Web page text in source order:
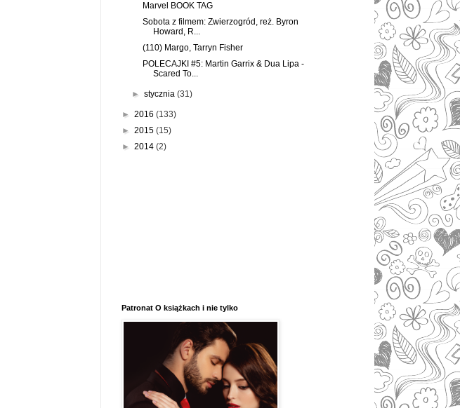
Marvel BOOK TAG
Sobota z filmem: Zwierzogród, reż. Byron
Howard, R...
(110) Margo, Tarryn Fisher
POLECAJKI #5: Martin Garrix & Dua Lipa -
Scared To...
►stycznia(31)
► 2016 (133)
► 2015 (15)
► 2014 (2)
Patronat O książkach i nie tylko